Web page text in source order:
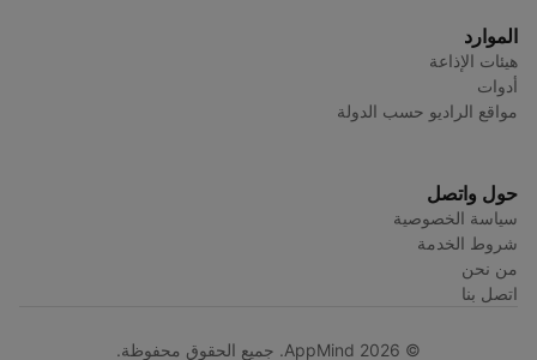
الموارد
هيئات الإذاعة
أدوات
مواقع الراديو حسب الدولة
حول واتصل
سياسة الخصوصية
شروط الخدمة
من نحن
اتصل بنا
© AppMind 2026. جميع الحقوق محفوظة.